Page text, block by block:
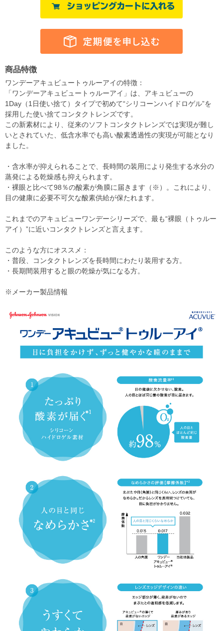
商品特徴
ワンデーアキュビュートゥルーアイの特徴：
「ワンデーアキュビュートゥルーアイ」は、アキュビューの
1Day（1日使い捨て）タイプで初めて“シリコーンハイドロゲル”を
採用した使い捨てコンタクトレンズです。
この新素材により、従来のソフトコンタクトレンズでは実現が難し
いとされていた、低含水率でも高い酸素透過性の実現が可能となり
ました。
・含水率が抑えられることで、長時間の装用により発生する水分の
蒸発による乾燥感も抑えられます。
・裸眼と比べて98％の酸素が角膜に届きます（※）。これにより、
目の健康に必要不可欠な酸素供給が保たれます。
これまでのアキュビューワンデーシリーズで、最も“裸眼（トゥルー
アイ）”に近いコンタクトレンズと言えます。
このような方にオススメ：
・普段、コンタクトレンズを長時間にわたり装用する方。
・長期間装用すると眼の乾燥が気になる方。
※メーカー製品情報